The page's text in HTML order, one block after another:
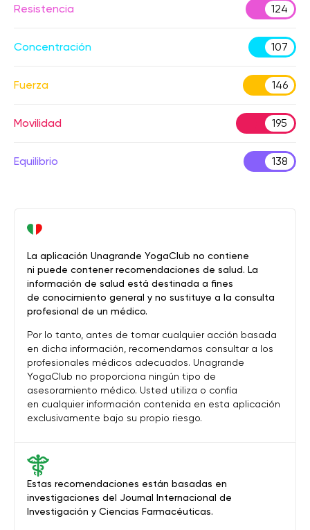
Resistencia 124
Concentración 107
Fuerza 146
Movilidad 195
Equilibrio 138
Estas recomendaciones están basadas en
investigaciones del Journal Internacional de
Investigación y Ciencias Farmacéuticas.
La aplicación Unagrande YogaClub no contiene
ni puede contener recomendaciones de salud. La
información de salud está destinada a fines
de conocimiento general y no sustituye a la consulta
profesional de un médico.
Por lo tanto, antes de tomar cualquier acción basada
en dicha información, recomendamos consultar a los
profesionales médicos adecuados. Unagrande
YogaClub no proporciona ningún tipo de
asesoramiento médico. Usted utiliza o confía
en cualquier información contenida en esta aplicación
exclusivamente bajo su propio riesgo.